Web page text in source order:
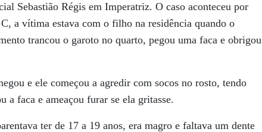
Sebastião Régis em Imperatriz. O caso aconteceu por
a vítima estava com o filho na residência quando o
trancou o garoto no quarto, pegou uma faca e obrigou
e ele começou a agredir com socos no rosto, tendo
a faca e ameaçou furar se ela gritasse.
ter de 17 a 19 anos, era magro e faltava um dente